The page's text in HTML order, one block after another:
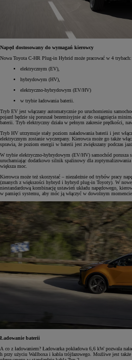
Napęd dostosowany do wymagań kierowcy
Nowa Toyota C-HR Plug-in Hybrid może pracować w 4 trybach:
elektrycznym (EV),
hybrydowym (HV),
elektryczno-hybrydowym (EV/HV)
w trybie ładowania baterii.
Tryb EV jest włączany automatycznie po uruchomieniu
pojazd będzie się poruszał bezemisyjnie aż do osiągnięcia
baterii. Tryb elektryczny działa w pełnym zakresie prędkości,
Tryb HV utrzymuje stały poziom naładowania baterii i jest
elektrycznym zostanie wyczerpany. Kierowca może go także
sprawia, że poziom energii w baterii jest zwiększany podczas
W trybie elektryczno-hybrydowym (EV/HV) samochód porusza
uruchamiając dodatkowo silnik spalinowy dla
większa moc.
Kierowca może też skorzystać – niezależnie od trybów pracy
(znanych z większości hybryd i hybryd plug-in Toyoty). W
niestandardową kombinację ustawień układu napędowego,
w pamięci systemu, aby móc ją włączyć w dowolnym momencie.
Ładowanie baterii
A co z ładowaniem? Ładowarka pokładowa 6,6 kW pozwala
h przy użyciu Wallboxa i kabla trójfazowego. Możliwe jest także